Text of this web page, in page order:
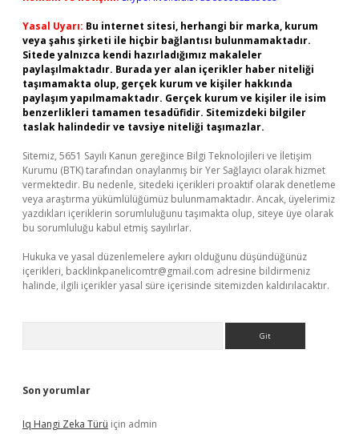
Yasal Uyarı: Bu internet sitesi, herhangi bir marka, kurum
veya şahıs şirketi ile hiçbir bağlantısı bulunmamaktadır.
Sitede yalnızca kendi hazırladığımız makaleler
paylaşılmaktadır. Burada yer alan içerikler haber niteliği
taşımamakta olup, gerçek kurum ve kişiler hakkında
paylaşım yapılmamaktadır. Gerçek kurum ve kişiler ile isim
benzerlikleri tamamen tesadüfidir. Sitemizdeki bilgiler
taslak halindedir ve tavsiye niteliği taşımazlar.
Sitemiz, 5651 Sayılı Kanun gereğince Bilgi Teknolojileri ve İletişim
Kurumu (BTK) tarafından onaylanmış bir Yer Sağlayıcı olarak hizmet
vermektedir. Bu nedenle, sitedeki içerikleri proaktif olarak denetleme
veya araştırma yükümlülüğümüz bulunmamaktadır. Ancak, üyelerimiz
yazdıkları içeriklerin sorumluluğunu taşımakta olup, siteye üye olarak
bu sorumluluğu kabul etmiş sayılırlar.
Hukuka ve yasal düzenlemelere aykırı olduğunu düşündüğünüz
içerikleri, backlinkpanelicomtr@gmail.com adresine bildirmeniz
halinde, ilgili içerikler yasal süre içerisinde sitemizden kaldırılacaktır.
Son yorumlar
Iq Hangi Zeka Türü için admin